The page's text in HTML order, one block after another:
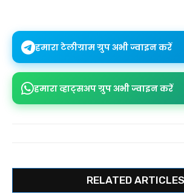
हमारा टेलीग्राम ग्रुप अभी ज्वाइन करें
हमारा व्हाट्सअप ग्रुप अभी ज्वाइन करें
RELATED ARTICLES